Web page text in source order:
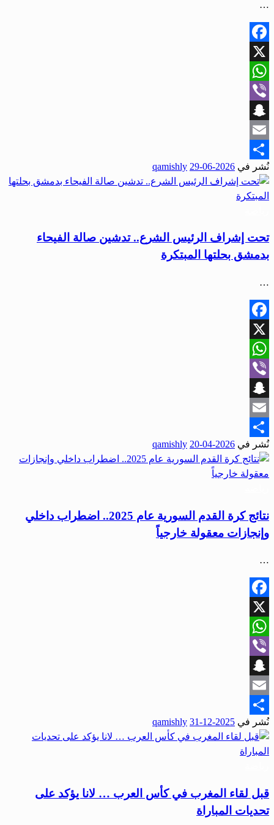
…
Facebook
X
WhatsApp
Viber
Snapchat
Email
Share
نُشر في 2026-06-29
qamishly
تحت إشراف الرئيس الشرع.. تدشين صالة الفيحاء
بدمشق بحلتها المبتكرة
…
Facebook
X
WhatsApp
Viber
Snapchat
Email
Share
نُشر في 2026-04-20
qamishly
نتائج كرة القدم السورية عام 2025.. اضطراب داخلي
وإنجازات معقولة خارجياً
…
Facebook
X
WhatsApp
Viber
Snapchat
Email
Share
نُشر في 2025-12-31
qamishly
قبل لقاء المغرب في كأس العرب … لانا يؤكد على
تحديات المباراة